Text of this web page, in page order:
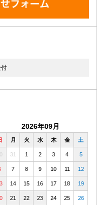
付
2026年09月
月 火 水 木 金 土
31 1 2 3 4 5
7 8 9 10 11 12
14 15 16 17 18 19
21 22 23 24 25 26